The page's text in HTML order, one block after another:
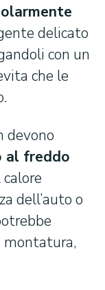
delicato
con un
che le
devono
al freddo
dell’auto o
montatura,